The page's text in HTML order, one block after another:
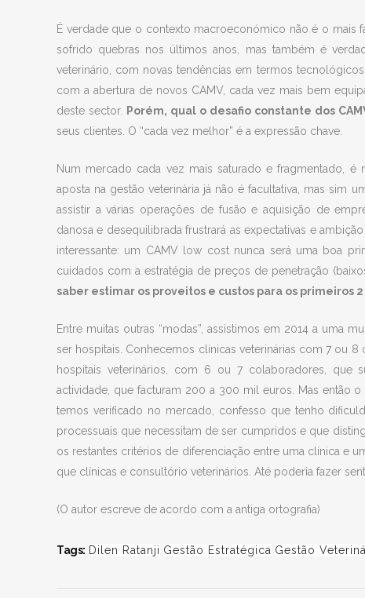
É verdade que o contexto macroeconómico não é o
sofrido quebras nos últimos anos, mas também é
veterinário, com novas tendências em termos
com a abertura de novos CAMV, cada vez mais bem
deste sector.
Porém, qual o desafio constante dos
seus clientes. O “cada vez melhor” é a expressão chave.
Num mercado cada vez mais saturado e fragmentado,
aposta na gestão veterinária já não é facultativa, mas sim
assistir a várias operações de fusão e aquisição de
danosa e desequilibrada frustrará as expectativas e
interessante: um CAMV low cost nunca será uma boa
cuidados com a estratégia de preços de penetração
saber estimar os proveitos e custos para os primeiros
Entre muitas outras “modas”, assistimos em 2014 a uma
ser hospitais. Conhecemos clínicas veterinárias com 7 ou
hospitais veterinários, com 6 ou 7 colaboradores, que
actividade, que facturam 200 a 300 mil euros. Mas então
temos verificado no mercado, confesso que tenho
processuais que necessitam de ser cumpridos e que
os restantes critérios de diferenciação entre uma clínica e
que clínicas e consultório veterinários. Até poderia fazer
(O autor escreve de acordo com a antiga ortografia)
Tags: Dilen Ratanji Gestão Estratégica Gestão